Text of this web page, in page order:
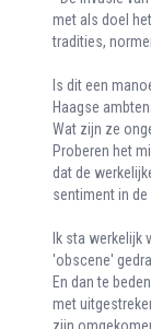
met als doel
tradities,
Is dit een
Haagse
Wat zijn ze
Proberen het
dat de
sentiment in
Ik sta
'obscene'
En dan te
met